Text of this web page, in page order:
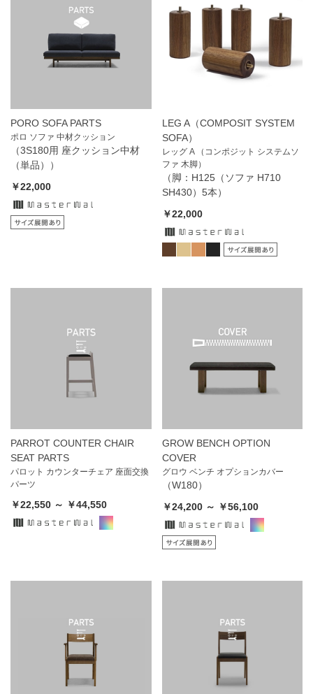
PORO SOFA PARTS
ポロ ソファ 中材クッション
（3S180用 座クッション中材
（単品））
￥22,000
LEG A（COMPOSIT SYSTEM
SOFA）
レッグ A （コンポジット システムソ
ファ 木脚）
（脚：H125（ソファ H710
SH430）5本）
￥22,000
PARROT COUNTER CHAIR
SEAT PARTS
パロット カウンターチェア 座面交換
パーツ
￥22,550 ～ ￥44,550
GROW BENCH OPTION
COVER
グロウ ベンチ オプションカバー
（W180）
￥24,200 ～ ￥56,100